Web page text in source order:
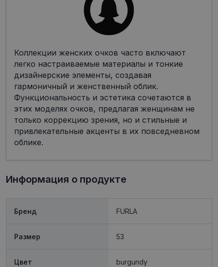
Коллекции женских очков часто включают
легко настраиваемые материалы и тонкие
дизайнерские элементы, создавая
гармоничный и женственный облик.
Функциональность и эстетика сочетаются в
этих моделях очков, предлагая женщинам не
только коррекцию зрения, но и стильные и
привлекательные акценты в их повседневном
облике.
Информация о продукте
Бренд FURLA
Размер 53
Цвет burgundy